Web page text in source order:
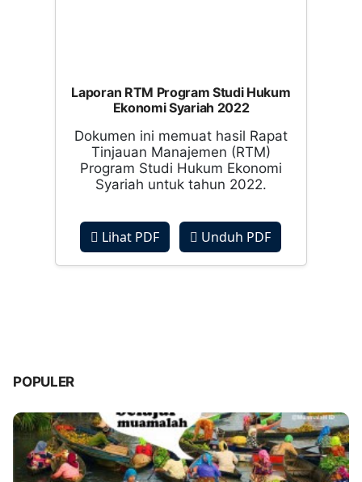
Laporan RTM Program Studi Hukum
Ekonomi Syariah 2022
Dokumen ini memuat hasil Rapat
Tinjauan Manajemen (RTM)
Program Studi Hukum Ekonomi
Syariah untuk tahun 2022.
Lihat PDF Unduh PDF
POPULER